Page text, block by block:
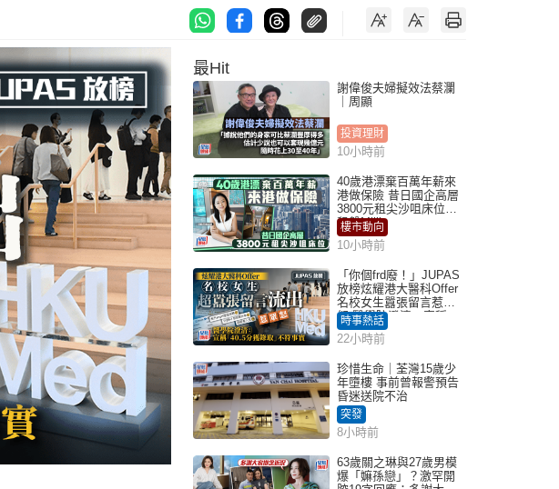
最Hit
謝偉俊夫婦擬效法蔡瀾
｜周顯
投資理財
10小時前
40歲港漂棄百萬年薪來
港做保險 昔日國企高層
3800元租尖沙咀床位｜
租盤Million
樓市動向
10小時前
「你個frd廢！」JUPAS
放榜炫耀港大醫科Offer
名校女生囂張留言惹眾
怒 醫學院澄清：宣稱
「40.5分獲錄取」不符事
實｜Juicy叮
時事熱話
22小時前
珍惜生命｜荃灣15歲少
年墮樓 事前曾報警預告
昏迷送院不治
突發
8小時前
63歲關之琳與27歲男模
爆「嫲孫戀」？激罕開